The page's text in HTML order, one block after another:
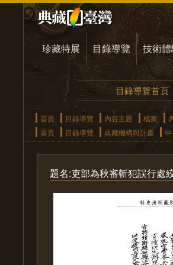
珍藏特展 目錄導覽 技術
目錄導覽首頁
首頁 目錄導覽 內容主題 檔案
首頁
目錄導覽 典藏機構與計畫
題名:吏部為秋審斬犯誤行處